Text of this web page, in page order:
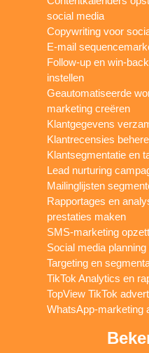
social media
Copywriting voor
E-mail
Follow-up en win-
instellen
Geautomatiseerde
marketing creëren
Klantgegevens
Klantrecensies
Klantsegmentatie en
Lead nurturing
Mailinglijsten
Rapportages en
prestaties maken
SMS-marketing
Social media
Targeting en
TikTok Analytics en
TopView TikTok
WhatsApp-marketing